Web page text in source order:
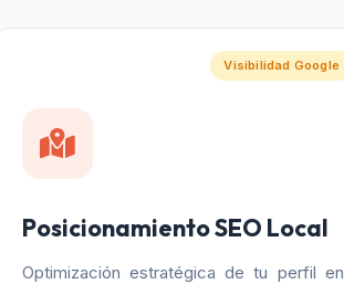
Visibilidad Google
Posicionamiento SEO Local
Optimización estratégica de tu perfil en